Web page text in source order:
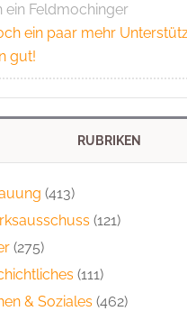
ein Feldmochinger
ein paar mehr
gut!
RUBRIKEN
(413)
(121)
(275)
(111)
& Soziales (462)